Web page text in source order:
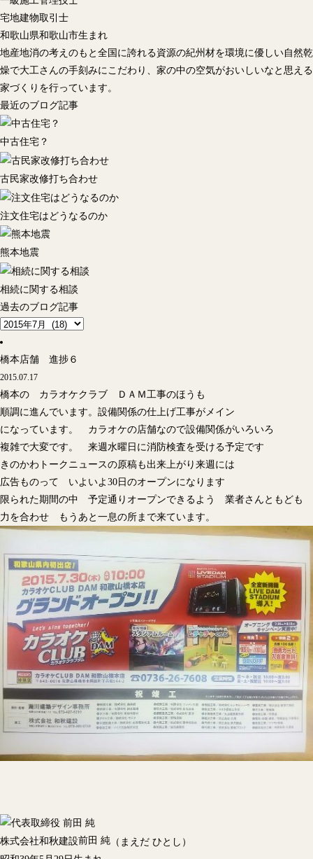
宅地建物取引士
和歌山県和歌山市生まれ
地産地消の考えのもと全国に誇れる資源の紀州材を環境に優しい自然乾
燥で大工さんの手刻みにこだわり、家の中の空気がおいしいなと思える
家づくりを行っています。
最近のブログ記事
中古住宅？
古民家改修打ち合わせ
注文住宅はどうなるのか
熊本地震
相続に関する相談
過去のブログ記事
橋本店舗 進捗６
2015.07.17
橋本の カラオケクラブ ＤＡＭ工事のほうも
順調に進んでいます。設備関係の仕上げ工事がメイン
になっています。 カラオケの店舗なので設備関係がいろいろ
複雑で大変です。 来週水曜日に消防検査を受ける予定です
きのかわトークニュースの原稿も出来上がり来週には
広告ものって いよいよ30日のオープンになります
限られた期間の中 予定通りオープンできるよう 業者さんともども
力を合わせ もうあと一息の所まで来ています。
株式会社和秋建設前田 純 （まえだ ひとし）